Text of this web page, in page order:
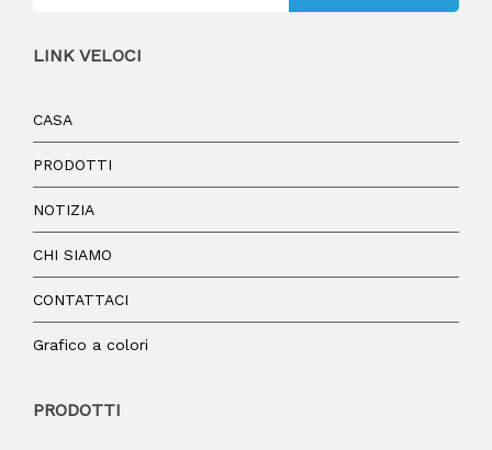
LINK VELOCI
CASA
PRODOTTI
NOTIZIA
CHI SIAMO
CONTATTACI
Grafico a colori
PRODOTTI